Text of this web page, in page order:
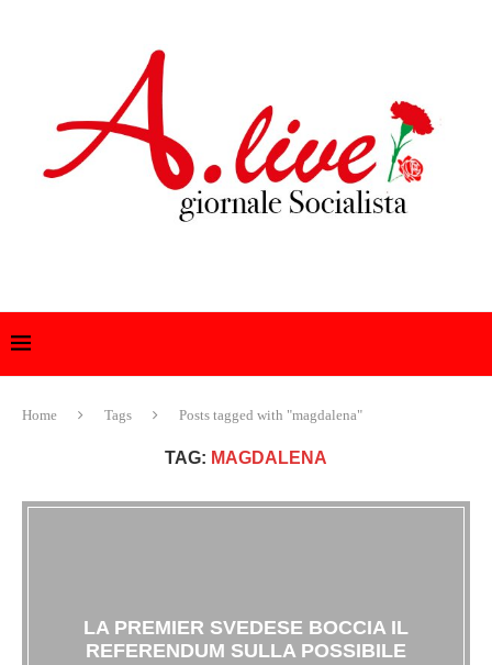
Home Tags Posts tagged with "magdalena"
TAG: MAGDALENA
LA PREMIER SVEDESE BOCCIA IL
REFERENDUM SULLA POSSIBILE